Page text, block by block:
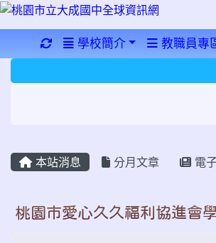
重新取得佈景設定
學校簡介 教職員專
本站消息 分月文章 電
桃園市愛心久久福利協進會